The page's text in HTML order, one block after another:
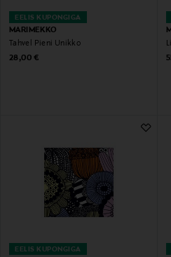
EELIS KUPONGIGA
MARIMEKKO
Tahvel Pieni Unikko
Original Price
28,00 €
EELIS KUPONGIGA